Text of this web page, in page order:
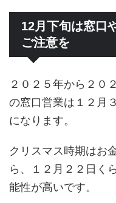
12月下旬は窓口
ご注意を
２０２５年から２０
の窓口営業は１２月
になります。
クリスマス時期はお
ら、１２月２２日く
能性が高いです。